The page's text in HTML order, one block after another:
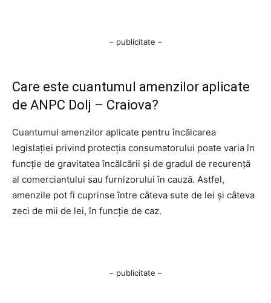
– publicitate –
Care este cuantumul amenzilor aplicate
de ANPC Dolj – Craiova?
Cuantumul amenzilor aplicate pentru încălcarea
legislației privind protecția consumatorului poate varia în
funcție de gravitatea încălcării și de gradul de recurență
al comerciantului sau furnizorului în cauză. Astfel,
amenzile pot fi cuprinse între câteva sute de lei și câteva
zeci de mii de lei, în funcție de caz.
– publicitate –